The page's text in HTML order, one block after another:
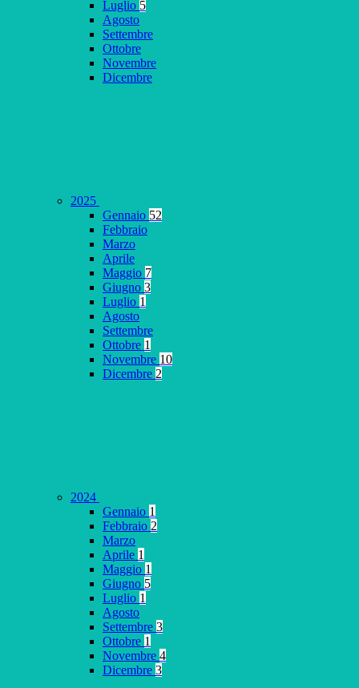
Luglio 5
Agosto
Settembre
Ottobre
Novembre
Dicembre
2025
Gennaio 52
Febbraio
Marzo
Aprile
Maggio 7
Giugno 3
Luglio 1
Agosto
Settembre
Ottobre 1
Novembre 10
Dicembre 2
2024
Gennaio 1
Febbraio 2
Marzo
Aprile 1
Maggio 1
Giugno 5
Luglio 1
Agosto
Settembre 3
Ottobre 1
Novembre 4
Dicembre 3